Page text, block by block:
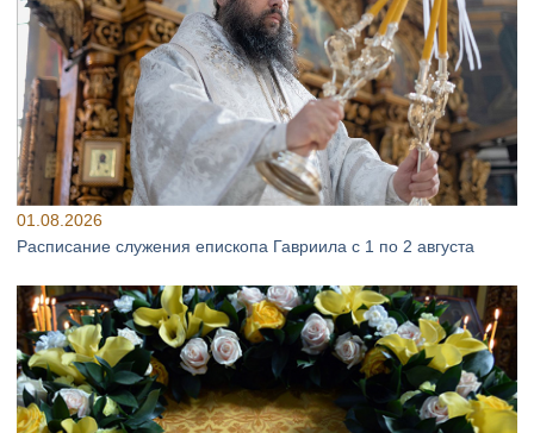
01.08.2026
Расписание служения епископа Гавриила с 1 по 2 августа